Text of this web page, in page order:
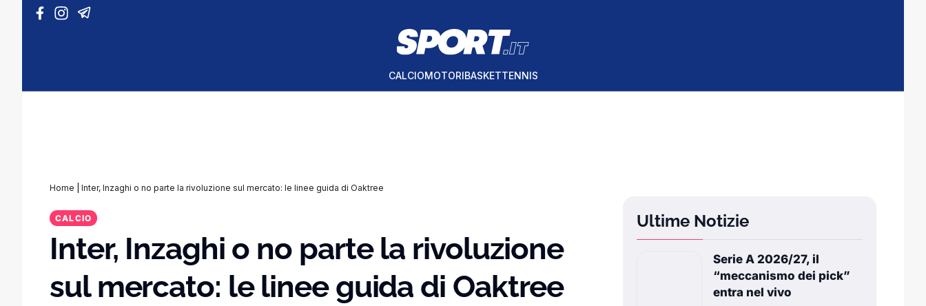
Vai al contenuto
CALCIOMOTORIBASKETTENNIS
Home Inter, Inzaghi o no parte la rivoluzione sul mercato: le linee guida di Oaktree
CALCIO
Inter, Inzaghi o no parte la rivoluzione
sul mercato: le linee guida di Oaktree
Ultime Notizie
Serie A 2026/27, il
“meccanismo dei pick”
entra nel vivo